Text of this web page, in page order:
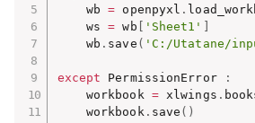
    wb
= openpyxl .
    ws
= wb [ 'Sheet1' ]
    wb
. save ( 'C:/Utatane/
except PermissionError
:
    workbook
= xlwings .
    workbook
. save ( )